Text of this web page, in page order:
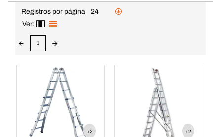
Registros por página
24
Ver:
1
+2 +2